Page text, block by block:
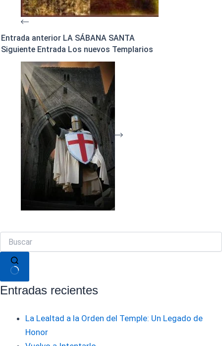
Entrada anterior LA SÁBANA SANTA
Siguiente Entrada Los nuevos Templarios
Sin
Entradas recientes
La Lealtad a la Orden del Temple: Un Legado de
Honor